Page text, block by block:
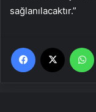
sağlanılacaktır.”
Facebook